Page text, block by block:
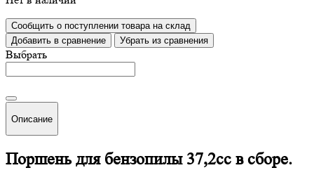
Сообщить о поступлении товара на склад
Добавить в сравнение
Убрать из сравнения
Выбрать
Описание
Поршень для бензопилы 37,2сс в сборе.